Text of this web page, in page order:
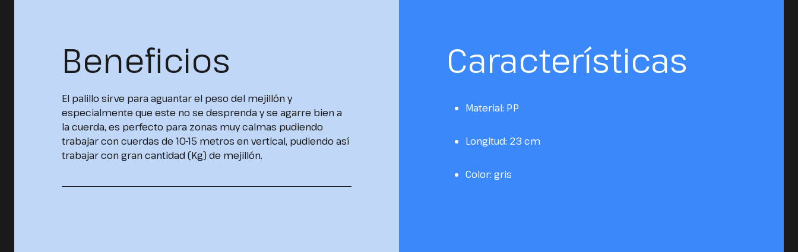
Beneficios
El palillo sirve para aguantar el peso del mejillón y
especialmente que este no se desprenda y se agarre bien a
la cuerda, es perfecto para zonas muy calmas pudiendo
trabajar con cuerdas de 10-15 metros en vertical, pudiendo así
trabajar con gran cantidad (Kg) de mejillón.
Características
Material: PP
Longitud: 23 cm
Color: gris